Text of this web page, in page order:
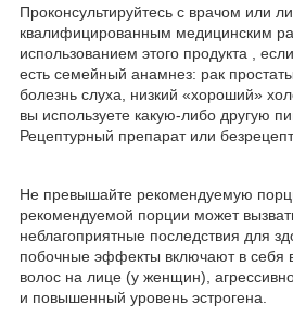
Проконсультируйтесь с врачом или
квалифицированным медицинским
использованием этого продукта
,
есть семейный анамнез: рак
болезнь слуха, низкий «хороший»
вы используете какую-либо другую
Рецептурный препарат или
Не превышайте рекомендуемую
рекомендуемой порции может
неблагоприятные последствия для
побочные эффекты включают в себя
волос на лице (у женщин),
и повышенный уровень эстрогена.